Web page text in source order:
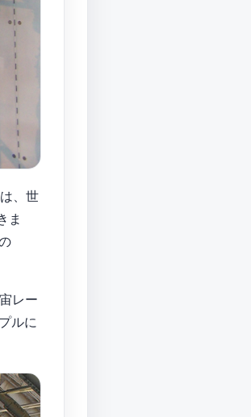
、世
ま
レー
ルに